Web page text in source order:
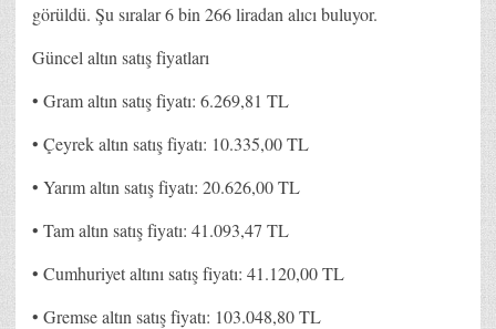
görüldü. Şu sıralar 6 bin 266 liradan alıcı buluyor.
Güncel altın satış fiyatları
• Gram altın satış fiyatı: 6.269,81 TL
• Çeyrek altın satış fiyatı: 10.335,00 TL
• Yarım altın satış fiyatı: 20.626,00 TL
• Tam altın satış fiyatı: 41.093,47 TL
• Cumhuriyet altını satış fiyatı: 41.120,00 TL
• Gremse altın satış fiyatı: 103.048,80 TL